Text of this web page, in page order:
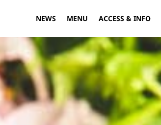
NEWS MENU ACCESS & INFO